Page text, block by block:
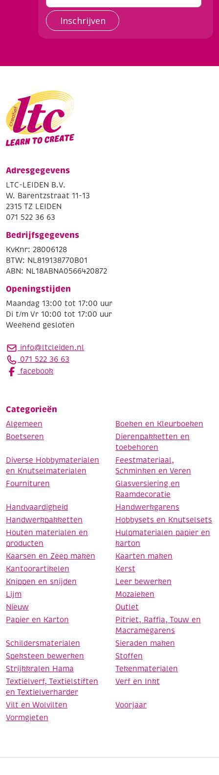
Inschrijven
Adresgegevens
LTC-LEIDEN B.V.
W. Barentzstraat 11-13
2315 TZ LEIDEN
071 522 36 63
Bedrijfsgegevens
KvKnr: 28006128
BTW: NL819138770B01
ABN: NL18ABNA0566420872
Openingstijden
Maandag 13:00 tot 17:00 uur
Di t/m Vr 10:00 tot 17:00 uur
Weekend gesloten
info@ltcleiden.nl
071 522 36 63
facebook
Categorieën
Algemeen
Boeken en Kleurboeken
Boetseren
Dierenpakketten en
toebehoren
Diverse Hobbymaterialen
en Knutselmaterialen
Feestmateriaal,
Schminken en Veren
Fournituren
Glasversiering en
Raamdecoratie
Handvaardigheid
Handwerkgarens
Handwerkpakketten
Hobbysets en Knutselsets
Houten materialen en
producten
Hulpmaterialen papier en
karton
Kaarsen en Zeep maken
Kaarten maken
Kantoorartikelen
Kerst
Knippen en snijden
Leer bewerken
Lijm
Mozaieken
Nieuw
Outlet
Papier en Karton
Pitriet, Raffia, Touw en
Macramegarens
Schildersmaterialen
Sieraden maken
Speksteen bewerken
Stoffen
Strijkkralen Hama
Tekenmaterialen
Textielverf, Textielstiften
en Textielverharder
Verf en Inkt
Vilt en Wolvilten
Voorjaar
Vormgieten